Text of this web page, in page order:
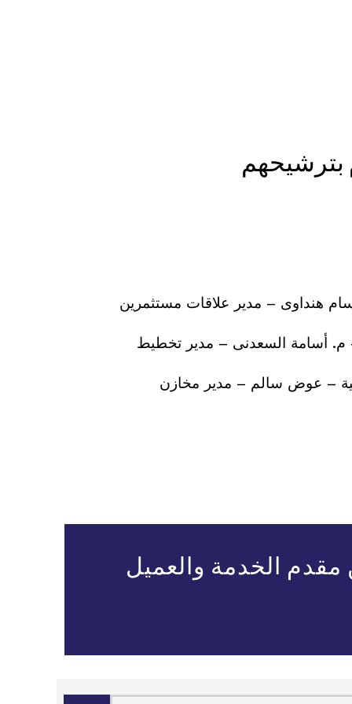
بترشيحهم
هنداوى – مدير علاقات مستثمرين
– م. أسامة السعدنى – مدير تخطيط
– عوض سالم – مدير مخازن
مقدم الخدمة والعميل